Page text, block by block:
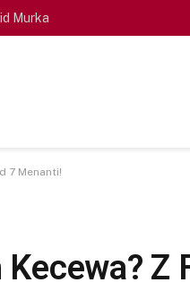
Murka
7 Menanti!
Z